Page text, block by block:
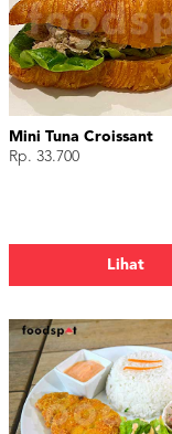
Mini Tuna Croissant
Rp. 33.700
Lihat